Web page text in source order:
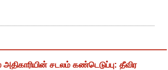
சடலம் கண்டெடுப்பு: தீவிர